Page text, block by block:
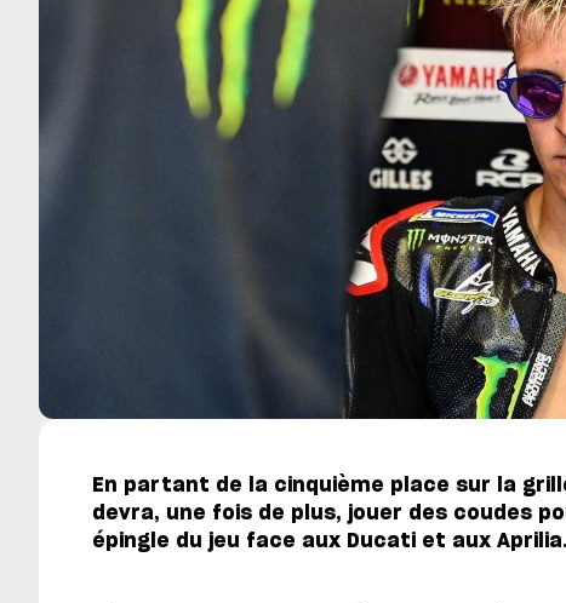
En partant de la cinquième place sur la
devra, une fois de plus, jouer des coudes
épingle du jeu face aux Ducati et aux Aprilia.